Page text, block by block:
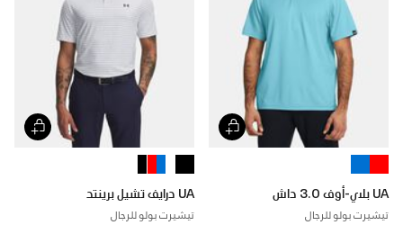
UA بلاي-أوف 3.0 داش
تيشيرت بولو للرجال
UA درايف تشيل برينتد
تيشيرت بولو للرجال